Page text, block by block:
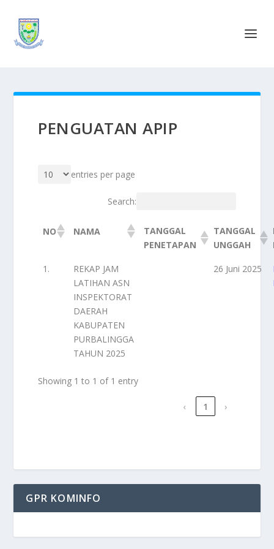
PENGUATAN APIP
entries per page
Search:
NO NAMA
TANGGAL
PENETAPAN
TANGGAL
UNGGAH
1.
REKAP JAM
LATIHAN ASN
INSPEKTORAT
DAERAH
KABUPATEN
PURBALINGGA
TAHUN 2025
26 Juni 2025
Showing 1 to 1 of 1 entry
‹ 1 ›
GPR KOMINFO